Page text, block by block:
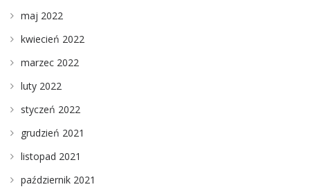
maj 2022
kwiecień 2022
marzec 2022
luty 2022
styczeń 2022
grudzień 2021
listopad 2021
październik 2021